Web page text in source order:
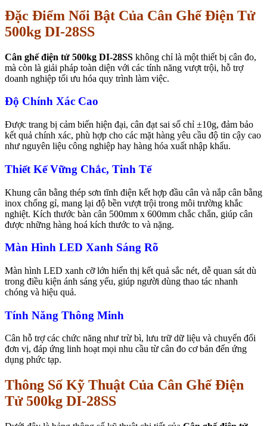
Đặc Điểm Nổi Bật Của Cân Ghế Điện Tử
500kg DI-28SS
Cân ghế điện tử 500kg DI-28SS không chỉ là một thiết bị cân đo,
mà còn là giải pháp toàn diện với các tính năng vượt trội, hỗ trợ
doanh nghiệp tối ưu hóa quy trình làm việc.
Độ Chính Xác Cao
Được trang bị cảm biến hiện đại, cân đạt sai số chỉ ±10g, đảm bảo
kết quả chính xác, phù hợp cho các mặt hàng yêu cầu độ tin cậy cao
như nguyên liệu công nghiệp hay hàng hóa xuất nhập khẩu.
Thiết Kế Vững Chắc, Tinh Tế
Khung cân bằng thép sơn tĩnh điện kết hợp đầu cân và nắp cân bằng
inox chống gỉ, mang lại độ bền vượt trội trong môi trường khắc
nghiệt. Kích thước bàn cân 500mm x 600mm chắc chắn, giúp cân
được những hàng hoá kích thước to và nặng.
Màn Hình LED Xanh Sáng Rõ
Màn hình LED xanh cỡ lớn hiển thị kết quả sắc nét, dễ quan sát dù
trong điều kiện ánh sáng yếu, giúp người dùng thao tác nhanh
chóng và hiệu quả.
Tính Năng Thông Minh
Cân hỗ trợ các chức năng như trừ bì, lưu trữ dữ liệu và chuyển đổi
đơn vị, đáp ứng linh hoạt mọi nhu cầu từ cân đo cơ bản đến ứng
dụng phức tạp.
Thông Số Kỹ Thuật Của Cân Ghế Điện
Tử 500kg DI-28SS